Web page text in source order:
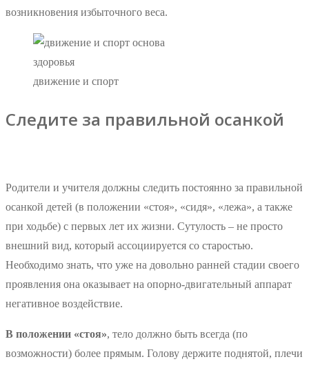
возникновения избыточного веса.
движение и спорт
Следите за правильной осанкой
Родители и учителя должны следить постоянно за правильной
осанкой детей (в положении «стоя», «сидя», «лежа», а также
при ходьбе) с первых лет их жизни. Сутулость – не просто
внешний вид, который ассоциируется со старостью.
Необходимо знать, что уже на довольно ранней стадии своего
проявления она оказывает на опорно-двигательный аппарат
негативное воздействие.
В положении «стоя», тело должно быть всегда (по
возможности) более прямым. Голову держите поднятой, плечи